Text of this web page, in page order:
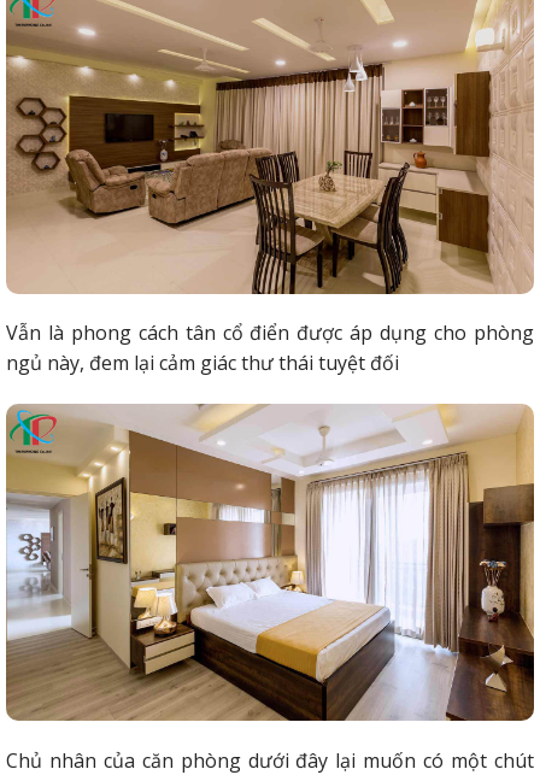
Vẫn là phong cách tân cổ điển được áp dụng cho phòng
ngủ này, đem lại cảm giác thư thái tuyệt đối
Chủ nhân của căn phòng dưới đây lại muốn có một chút